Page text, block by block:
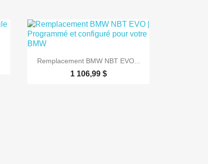
 Aperçu rapide
Remplacement BMW NBT EVO...
1 106,99 $